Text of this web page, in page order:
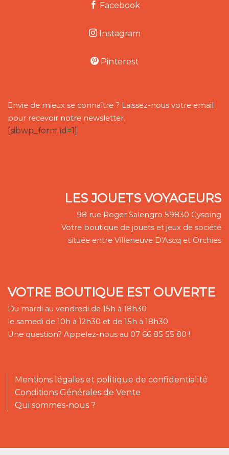
Facebook
Instagram
Pinterest
Envie de mieux se connaître ? Laissez-nous votre email
pour recevoir notre newsletter.
[sibwp_form id=1]
LES JOUETS VOYAGEURS
98 rue Roger Salengro 59830 Cysoing
Votre boutique de jouets et jeux de société
située entre Villeneuve D'Ascq et Orchies
VOTRE BOUTIQUE EST OUVERTE
Du mardi au vendredi de 15h à 18h30
le samedi de 10h à 12h30 et de 15h à 18h30
Une question? Appelez-nous au 07 66 85 55 80 !
Mentions légales et politique de confidentialité
Conditions Générales de Vente
Qui sommes-nous ?